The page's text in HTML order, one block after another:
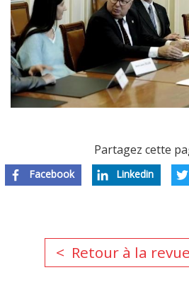
Partagez cette
Facebook Linkedin
Retour à la